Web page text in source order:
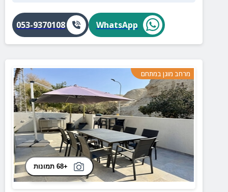
WhatsApp
053-9370108
מרחב מוגן במתחם
+68 תמונות